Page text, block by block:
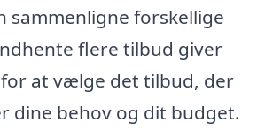
sammenligne forskellige
flere tilbud giver
at vælge det tilbud, der
dine behov og dit budget.